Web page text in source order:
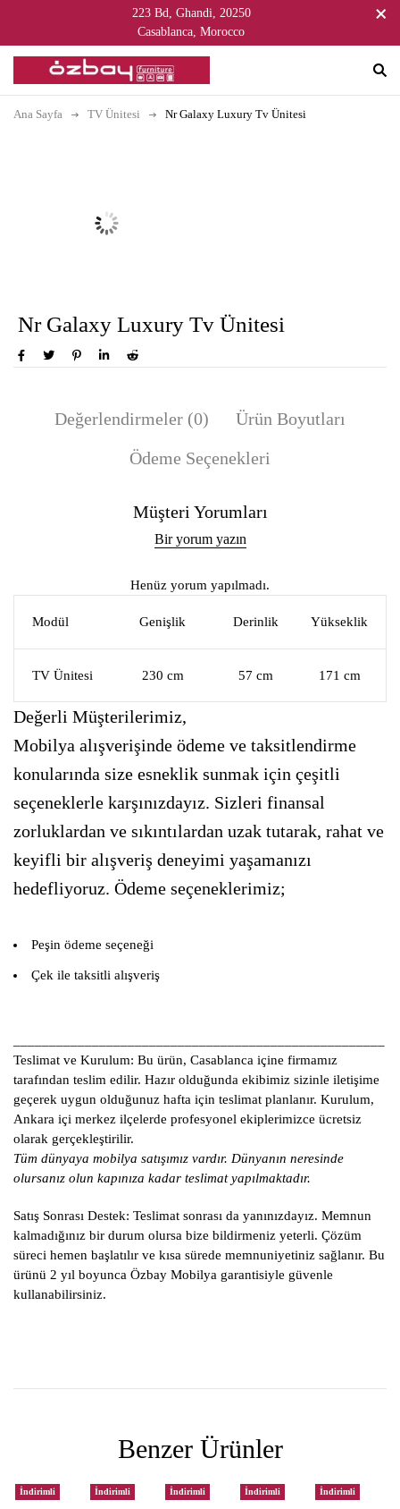
223 Bd, Ghandi, 20250
Casablanca, Morocco
Ana Sayfa TV Ünitesi Nr Galaxy Luxury Tv Ünitesi
Nr Galaxy Luxury Tv Ünitesi
Değerlendirmeler (0)
Ürün Boyutları
Ödeme Seçenekleri
Müşteri Yorumları
Bir yorum yazın
Henüz yorum yapılmadı.
Modül Genişlik Derinlik Yükseklik
TV Ünitesi 230 cm 57 cm 171 cm
Değerli Müşterilerimiz,
Mobilya alışverişinde ödeme ve taksitlendirme
konularında size esneklik sunmak için çeşitli
seçeneklerle karşınızdayız. Sizleri finansal
zorluklardan ve sıkıntılardan uzak tutarak, rahat ve
keyifli bir alışveriş deneyimi yaşamanızı
hedefliyoruz. Ödeme seçeneklerimiz;
Peşin ödeme seçeneği
Çek ile taksitli alışveriş
Teslimat ve Kurulum: Bu ürün, Casablanca içine firmamız
tarafından teslim edilir. Hazır olduğunda ekibimiz sizinle iletişime
geçerek uygun olduğunuz hafta için teslimat planlanır. Kurulum,
Ankara içi merkez ilçelerde profesyonel ekiplerimizce ücretsiz
olarak gerçekleştirilir.
Tüm dünyaya mobilya satışımız vardır. Dünyanın neresinde
olursanız olun kapınıza kadar teslimat yapılmaktadır.
Satış Sonrası Destek: Teslimat sonrası da yanınızdayız. Memnun
kalmadığınız bir durum olursa bize bildirmeniz yeterli. Çözüm
süreci hemen başlatılır ve kısa sürede memnuniyetiniz sağlanır. Bu
ürünü 2 yıl boyunca Özbay Mobilya garantisiyle güvenle
kullanabilirsiniz.
Benzer Ürünler
İndirimli İndirimli İndirimli İndirimli İndirimli